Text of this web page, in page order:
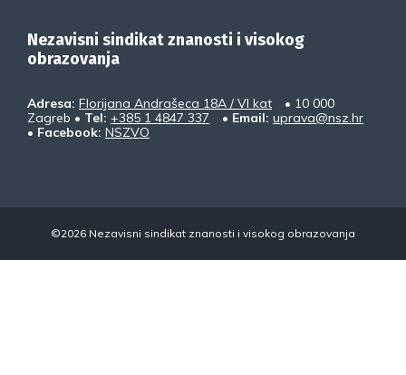
Nezavisni sindikat znanosti i visokog
obrazovanja
Adresa: Florijana Andrašeca 18A / VI kat
• 10 000
Zagreb • Tel: +385 1 4847 337 • Email: uprava@nsz.hr
• Facebook: NSZVO
©2026 Nezavisni sindikat znanosti i visokog obrazovanja